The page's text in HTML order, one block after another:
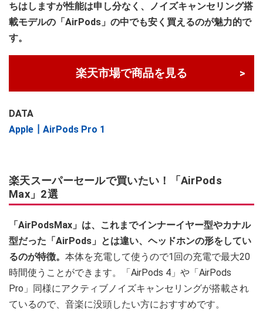
ちはしますが性能は申し分なく、ノイズキャンセリング搭
載モデルの「AirPods」の中でも安く買えるのが魅力的で
す。
楽天市場で商品を見る
DATA
Apple┃AirPods Pro 1
楽天スーパーセールで買いたい！「AirPods
Max」2選
「AirPodsMax」は、これまでインナーイヤー型やカナル
型だった「AirPods」とは違い、ヘッドホンの形をしてい
るのが特徴。 本体を充電して使うので1回の充電で最大20
時間使うことができます。「AirPods 4」や「AirPods
Pro」同様にアクティブノイズキャンセリングが搭載され
ているので、音楽に没頭したい方におすすめです。